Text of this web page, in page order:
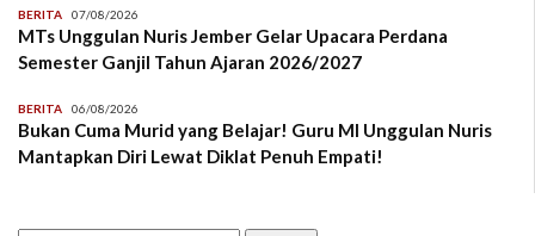
BERITA 07/08/2026
MTs Unggulan Nuris Jember Gelar Upacara Perdana
Semester Ganjil Tahun Ajaran 2026/2027
BERITA 06/08/2026
Bukan Cuma Murid yang Belajar! Guru MI Unggulan Nuris
Mantapkan Diri Lewat Diklat Penuh Empati!